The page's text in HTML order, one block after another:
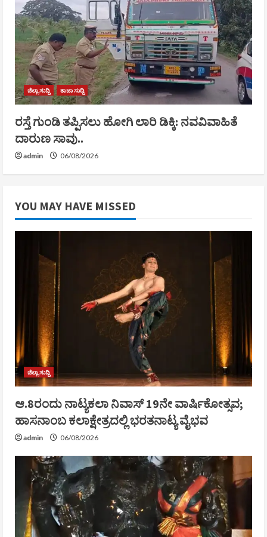
ಜಿಲ್ಲಾ ಸುದ್ದಿ ತಾಜಾ ಸುದ್ದಿ
ರಸ್ತೆ ಗುಂಡಿ ತಪ್ಪಿಸಲು ಹೋಗಿ ಲಾರಿ ಡಿಕ್ಕಿ: ನವವಿವಾಹಿತೆ
ದಾರುಣ ಸಾವು..
admin 06/08/2026
YOU MAY HAVE MISSED
ಜಿಲ್ಲಾ ಸುದ್ದಿ
ಆ.8ರಂದು ನಾಟ್ಯಕಲಾ ನಿವಾಸ್ 19ನೇ ವಾರ್ಷಿಕೋತ್ಸವ;
ಹಾಸನಾಂಬ ಕಲಾಕ್ಷೇತ್ರದಲ್ಲಿ ಭರತನಾಟ್ಯ ವೈಭವ
admin 06/08/2026